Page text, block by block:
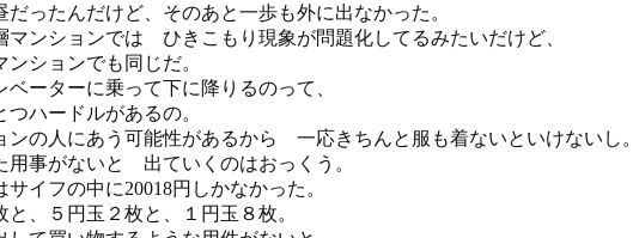
だったんだけど、そのあと一歩も外に出なかった。
マンションでは ひきこもり現象が問題化してるみたいだけど、
ンションでも同じだ。
ベーターに乗って下に降りるのって、
つハードルがあるの。
ンの人にあう可能性があるから 一応きちんと服も着ないといけないし。
用事がないと 出ていくのはおっくう。
サイフの中に20018円しかなかった。
と、５円玉２枚と、１円玉８枚。